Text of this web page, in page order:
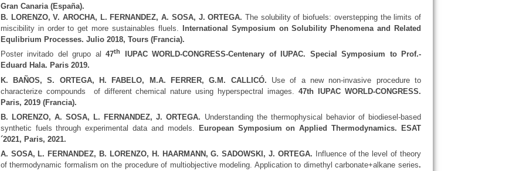
Gran Canaria (España).
B. LORENZO, V. AROCHA, L. FERNANDEZ, A. SOSA, J. ORTEGA. The solubility of biofuels: overstepping the limits of
miscibility in order to get more sustainables fluels. International Symposium on Solubility Phenomena and Related
Equlibrium Processes. Julio 2018, Tours (Francia).
Poster invitado del grupo al47th
IUPAC WORLD-CONGRESS-Centenary of IUPAC. Special Symposium to Prof.-
Eduard Hala. Paris 2019.
K. BAÑOS, S. ORTEGA, H. FABELO, M.A. FERRER, G.M. CALLICÓ. Use of a new non-invasive procedure to
characterize compounds of different chemical nature using hyperspectral images.
47th IUPAC WORLD-CONGRESS.
Paris, 2019 (Francia).
B. LORENZO, A. SOSA, L. FERNANDEZ, J. ORTEGA. Understanding the thermophysical behavior of biodiesel-based
synthetic fuels through experimental data and models.
European Symposium on Applied Thermodynamics. ESAT
´2021, Paris, 2021.
A. SOSA, L. FERNANDEZ, B. LORENZO, H. HAARMANN, G. SADOWSKI, J. ORTEGA.
Influence of the level of theory
of thermodynamic formalism on the procedure of multiobjective modeling. Application to dimethyl carbonate+alkane series.